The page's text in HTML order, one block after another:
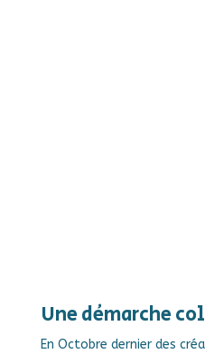
Une démarche
En Octobre dernier des